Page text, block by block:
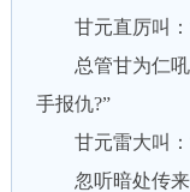
甘元直厉叫：“
总管甘为仁吼
手报仇?”
甘元雷大叫：
忽听暗处传来